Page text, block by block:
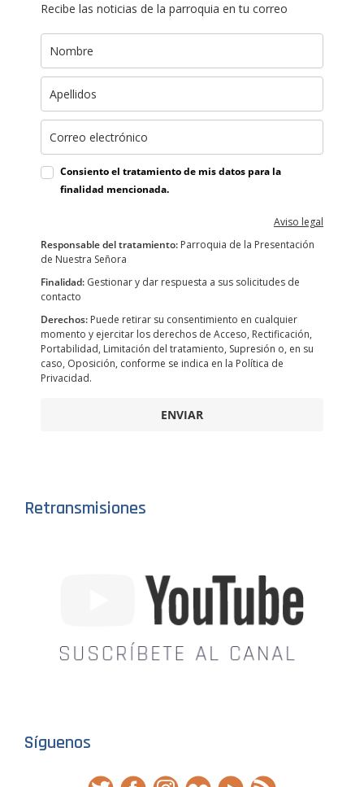
Recibe las noticias de la parroquia en tu correo
Consiento el tratamiento de mis datos para la
finalidad mencionada.
Aviso legal
Responsable del tratamiento: Parroquia de la Presentación
de Nuestra Señora
Finalidad: Gestionar y dar respuesta a sus solicitudes de
contacto
Derechos: Puede retirar su consentimiento en cualquier
momento y ejercitar los derechos de Acceso, Rectificación,
Portabilidad, Limitación del tratamiento, Supresión o, en su
caso, Oposición, conforme se indica en la Política de
Privacidad.
ENVIAR
Retransmisiones
Síguenos